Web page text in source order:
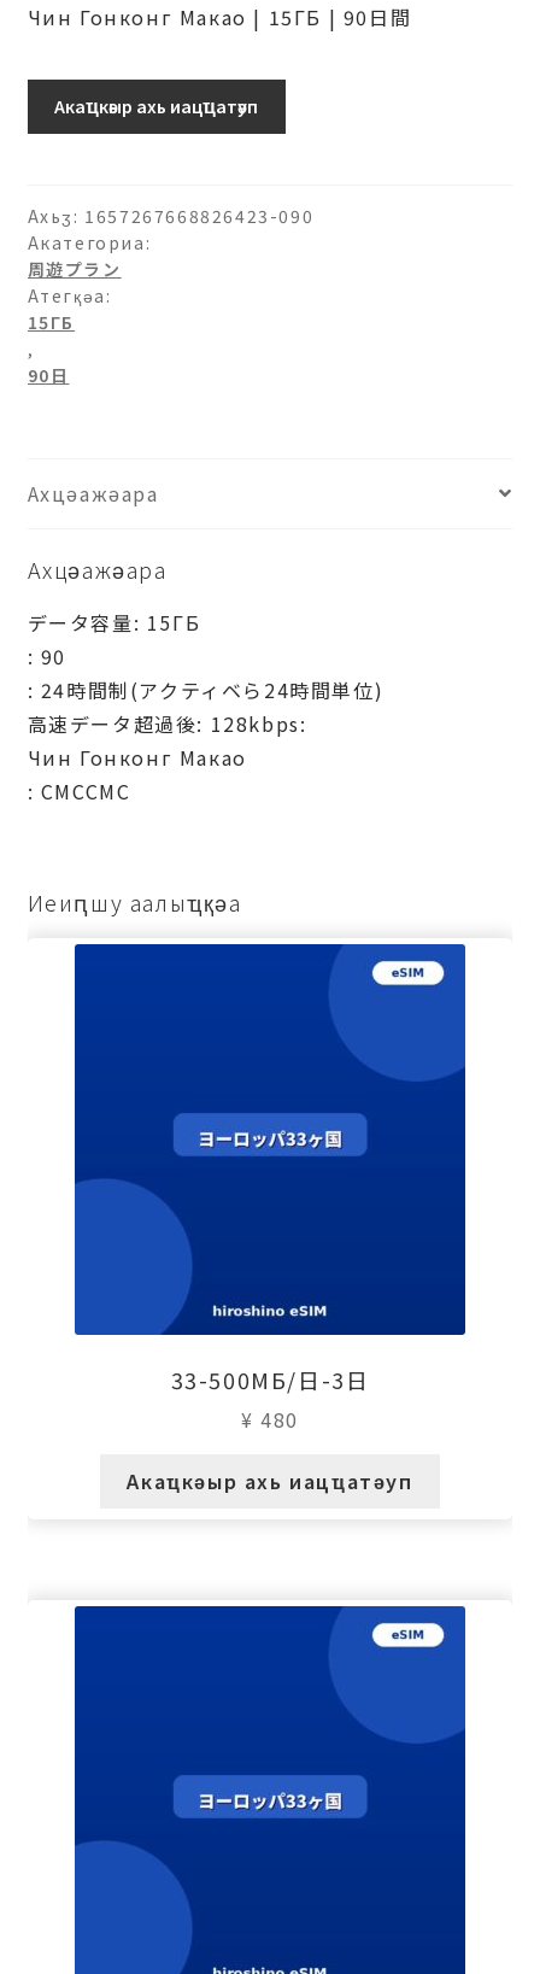
Чин Гонконг Макао | 15ГБ | 90日間
Акаҵкәыр ахь иацҵатәуп
Ахьӡ: 1657267668826423-090
Акатегориа:
周遊プラン
Атегқәа:
15ГБ
,
90日
Ахцәажәара
Ахцәажәара
データ容量: 15ГБ
: 90
: 24時間制(アクティベら24時間単位)
高速データ超過後: 128kbps:
Чин Гонконг Макао
: СМССМС
Иеиԥшу аалыҵқәа
33-500МБ/日-3日
¥ 480
Акаҵкәыр ахь иацҵатәуп